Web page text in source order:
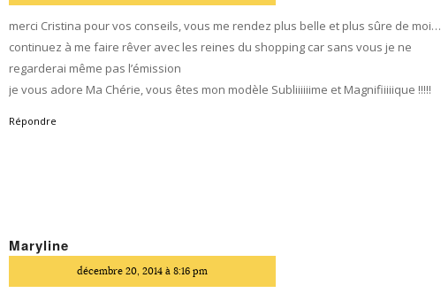
merci Cristina pour vos conseils, vous me rendez plus belle et plus sûre de moi…
continuez à me faire rêver avec les reines du shopping car sans vous je ne
regarderai même pas l’émission
je vous adore Ma Chérie, vous êtes mon modèle Subliiiiiime et Magnifiiiiique !!!!!
Répondre
Maryline
décembre 20, 2014 à 8:16 pm